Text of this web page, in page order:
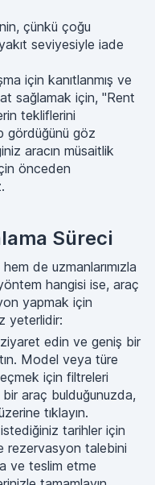
çünkü çoğu
seviyesiyle iade
için kanıtlanmış ve
sağlamak için, "Rent
tekliflerini
gördüğünü göz
aracın müsaitlik
önceden
Süreci
de uzmanlarımızla
hangisi ise, araç
yapmak için
yeterlidir:
edin ve geniş bir
Model veya türe
için filtreleri
bir araç bulduğunuzda,
tıklayın.
tarihler için
rezervasyon talebini
ve teslim etme